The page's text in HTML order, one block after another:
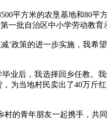
方米的农垦基地和80平
一批自治区中小学劳动教育
政策的进一步实施，我希
后，我选择回乡任教。
为当地村民卖出了40万斤
青年朋友一起携手，共